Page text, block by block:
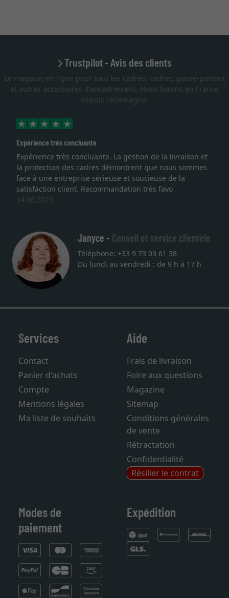
Trustpilot - Avis des clients
Le magasin en ligne pour tous les cadres: cadres, passe-partout
et autres accessoires d'encadrement. Nous livrons en France
depuis l'Allemagne.
de la livraison et
nous sommes
de la
favo
Excellent
Je recherchais un cadre sur mesure
lithographie, je suis tombée sur ce
qualité sont au rendez vous.
service et livraison dans les temps.
Janyce - Conseil et service clientèle
Téléphone: +33 9 73 03 61 38
Services
Contact
Panier d'achats
Compte
Mentions légales
Aide
Frais de livraison
Foire aux questions
Magazine
Sitemap
Conditions générales
de vente
Rétractation
Confidentialité
Résilier le contrat
Modes de
paiement
Expédition